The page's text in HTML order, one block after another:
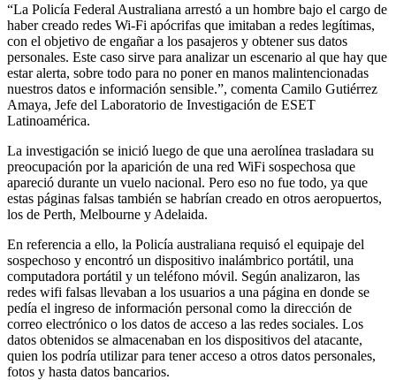
“La Policía Federal Australiana arrestó a un hombre bajo el cargo de
haber creado redes Wi-Fi apócrifas que imitaban a redes legítimas,
con el objetivo de engañar a los pasajeros y obtener sus datos
personales. Este caso sirve para analizar un escenario al que hay que
estar alerta, sobre todo para no poner en manos malintencionadas
nuestros datos e información sensible.”, comenta Camilo Gutiérrez
Amaya, Jefe del Laboratorio de Investigación de ESET
Latinoamérica.
La investigación se inició luego de que una aerolínea trasladara su
preocupación por la aparición de una red WiFi sospechosa que
apareció durante un vuelo nacional. Pero eso no fue todo, ya que
estas páginas falsas también se habrían creado en otros aeropuertos,
los de Perth, Melbourne y Adelaida.
En referencia a ello, la Policía australiana requisó el equipaje del
sospechoso y encontró un dispositivo inalámbrico portátil, una
computadora portátil y un teléfono móvil. Según analizaron, las
redes wifi falsas llevaban a los usuarios a una página en donde se
pedía el ingreso de información personal como la dirección de
correo electrónico o los datos de acceso a las redes sociales. Los
datos obtenidos se almacenaban en los dispositivos del atacante,
quien los podría utilizar para tener acceso a otros datos personales,
fotos y hasta datos bancarios.